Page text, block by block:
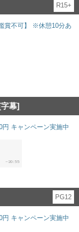
R15+
賞不可】 ※休憩10分あ
幕]
キャンペーン実施中
~ 20:55
PG12
キャンペーン実施中